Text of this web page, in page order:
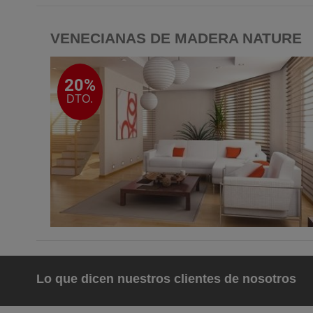
VENECIANAS DE MADERA NATURE
20%
DTO.
Lo que dicen nuestros clientes de nosotros